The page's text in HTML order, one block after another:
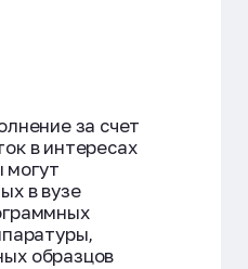
за счет
в интересах
могут
в вузе
образцов